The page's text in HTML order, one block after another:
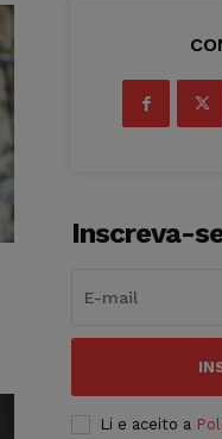
Inscreva-
Li e aceito a